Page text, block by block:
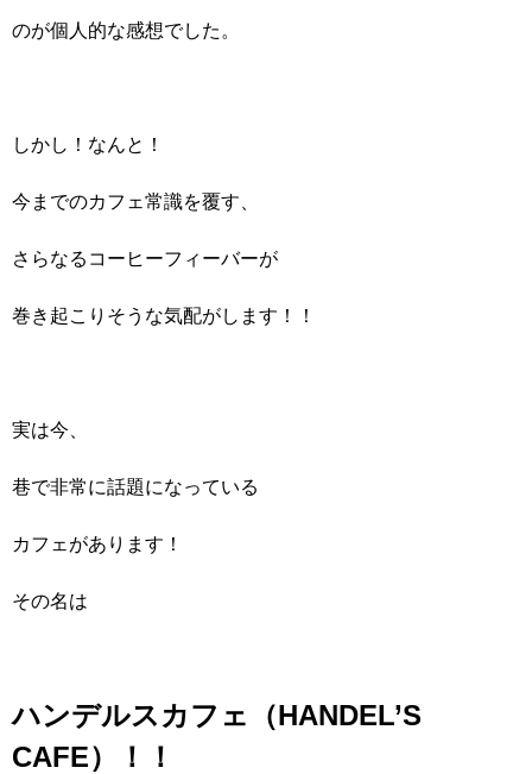
のが個人的な感想でした。
しかし！なんと！
今までのカフェ常識を覆す、
さらなるコーヒーフィーバーが
巻き起こりそうな気配がします！！
実は今、
巷で非常に話題になっている
カフェがあります！
その名は
ハンデルスカフェ（HANDEL’S
CAFE）！！